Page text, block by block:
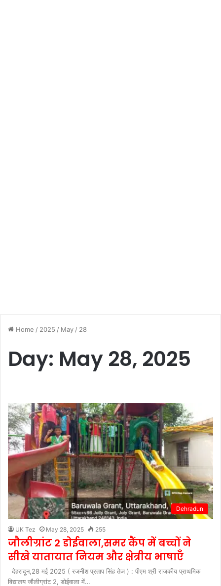
Home / 2025 / May / 28
Day: May 28, 2025
Dehradun
UK Tez May 28, 2025 255
जौलीग्रांट 2 डोईवाला,समर कैंप में बच्चों ने
सीखे यातायात नियम और क्षेत्रीय भाषाएँ
देहरादून,28 मई 2025 ( रजनीश प्रताप सिंह तेज ) : पीएम श्री राजकीय प्राथमिक
विद्यालय जौलीग्रांट 2, डोईवाला में…